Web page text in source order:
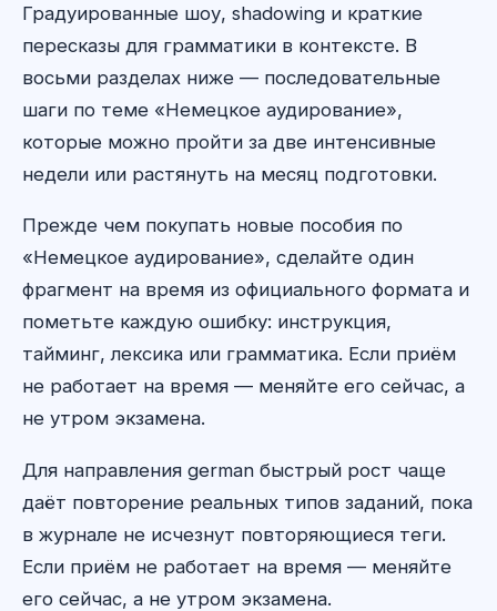
Градуированные шоу, shadowing и краткие
пересказы для грамматики в контексте. В
восьми разделах ниже — последовательные
шаги по теме «Немецкое аудирование»,
которые можно пройти за две интенсивные
недели или растянуть на месяц подготовки.
Прежде чем покупать новые пособия по
«Немецкое аудирование», сделайте один
фрагмент на время из официального формата и
пометьте каждую ошибку: инструкция,
тайминг, лексика или грамматика. Если приём
не работает на время — меняйте его сейчас, а
не утром экзамена.
Для направления german быстрый рост чаще
даёт повторение реальных типов заданий, пока
в журнале не исчезнут повторяющиеся теги.
Если приём не работает на время — меняйте
его сейчас, а не утром экзамена.